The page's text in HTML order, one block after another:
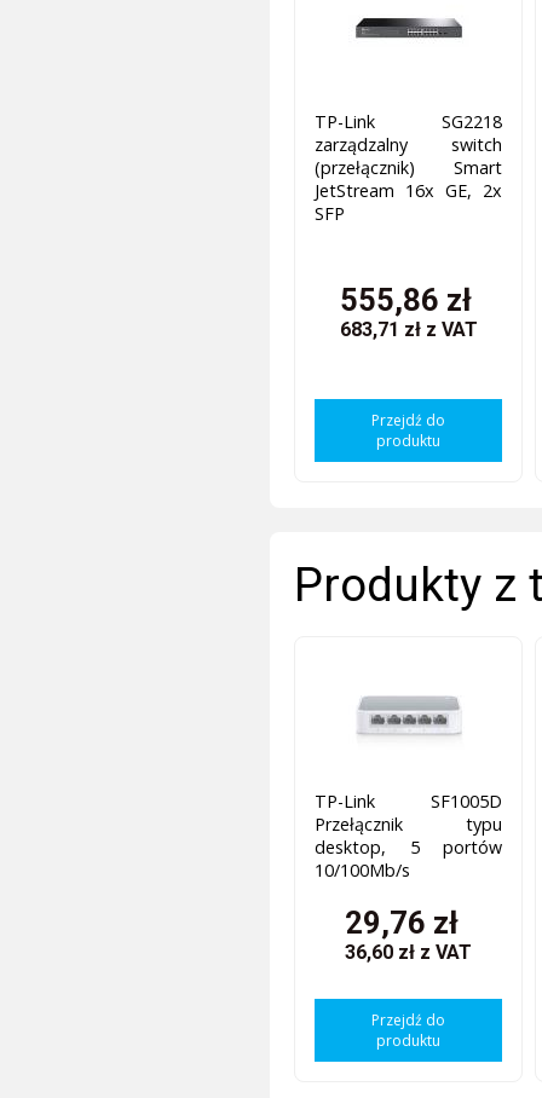
TP-Link SG2218
zarządzalny switch
(przełącznik) Smart
JetStream 16x GE, 2x
SFP
555,86 zł
683,71 zł z VAT
Przejdź do
produktu
Produkty z
TP-Link SF1005D
Przełącznik typu
desktop, 5 portów
10/100Mb/s
29,76 zł
36,60 zł z VAT
Przejdź do
produktu